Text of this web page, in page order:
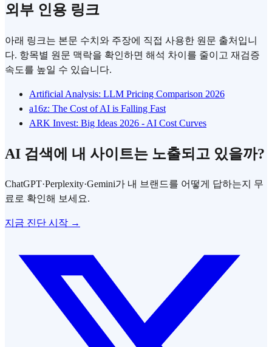
외부 인용 링크
아래 링크는 본문 수치와 주장에 직접 사용한 원문 출처입니
다. 항목별 원문 맥락을 확인하면 해석 차이를 줄이고 재검증
속도를 높일 수 있습니다.
Artificial Analysis: LLM Pricing Comparison 2026
a16z: The Cost of AI is Falling Fast
ARK Invest: Big Ideas 2026 - AI Cost Curves
AI 검색에 내 사이트는 노출되고 있을까?
ChatGPT·Perplexity·Gemini가 내 브랜드를 어떻게 답하는지 무
료로 확인해 보세요.
지금 진단 시작 →